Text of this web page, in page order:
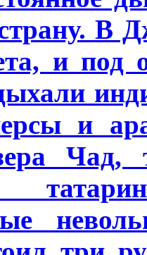
В
и под
и